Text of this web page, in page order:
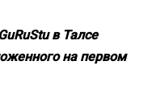
в Талсе
на первом